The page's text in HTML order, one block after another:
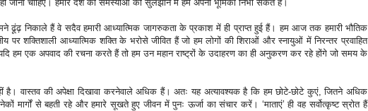
जाना चाहिए। हमारे देश की समस्याओं को सुलझाने में हम अपनी भूमिका निभा सकते हैं।
ढूंढ़ निकाले हैं वे सदैव हमारी आध्यात्मिक जागरुकता के प्रकाश में ही प्राप्त हुई हैं। हम आज तक हमारी भौतिक
पर शक्तिशाली आध्यात्मिक शक्ति के भरोसे जीवित हैं जो हम लोगों की शिराओं और स्नायुओं में निरन्तर प्रवाहित
हम एक अपवाद की रचना करते हैं तो हम उन महान राष्ट्रों के उदाहरण का ही अनुकरण कर रहे होंगे जो समय के
है। वास्तव की अपेक्षा दिखावा करनेवाले अधिक हैं। अतः यह अत्यावश्यक है कि हम छोटे-छोटे कुएं, जितने अधिक
से बहती रहे और हमारे सूखते हुए जीवन में पुनः ऊर्जा का संचार करें। ‘माताएं’ ही वह सर्वोत्कृष्ट स्रोत हैं